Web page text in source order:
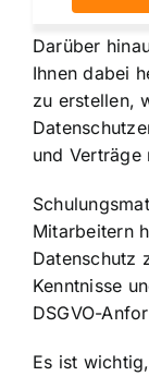
Darüber
Ihnen dabei
zu erstellen,
und
Mitarbeitern
Datenschutz
Kenntnisse
DSGVO-
Es ist